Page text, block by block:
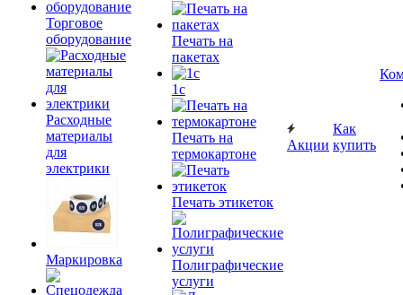
Торговое
оборудование
Расходные
материалы
для
электрики
Маркировка
Печать на
пакетах
1c
Печать на
термокартоне
Печать этикеток
Полиграфические
услуги
Акции
Как
купить